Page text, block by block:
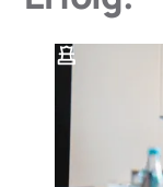
chess